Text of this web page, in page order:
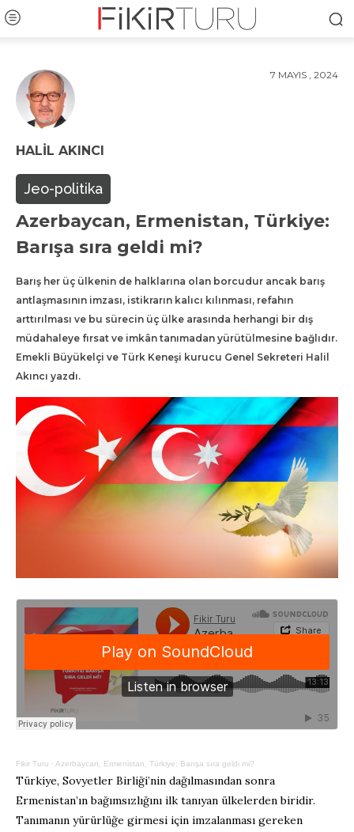
7 MAYIS , 2024
HALIL AKINCI
Jeo-politika
Azerbaycan, Ermenistan, Türkiye:
Barışa sıra geldi mi?
Barış her üç ülkenin de halklarına olan borcudur ancak barış
antlaşmasının imzası, istikrarın kalıcı kılınması, refahın
arttırılması ve bu sürecin üç ülke arasında herhangi bir dış
müdahaleye fırsat ve imkân tanımadan yürütülmesine bağlıdır.
Emekli Büyükelçi ve Türk Keneşi kurucu Genel Sekreteri Halil
Akıncı yazdı.
Fikir Turu · Azerbaycan, Ermenistan, Türkiye: Barışa sıra geldi mi?
Türkiye, Sovyetler Birliği’nin dağılmasından sonra
Ermenistan’ın bağımsızlığını ilk tanıyan ülkelerden biridir.
Tanımanın yürürlüğe girmesi için imzalanması gereken